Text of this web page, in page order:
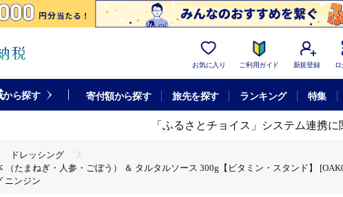
お気に入り ご利用ガイド 新規登録 ロ
から探す 寄付額から探す 旅先を探す ランキング 特集
「ふるさとチョイス」システム連携に
ドレッシング
（たまねぎ・人参・ごぼう） ＆ タルタルソース 300g【ビタミン・スタンド】
ニンジン